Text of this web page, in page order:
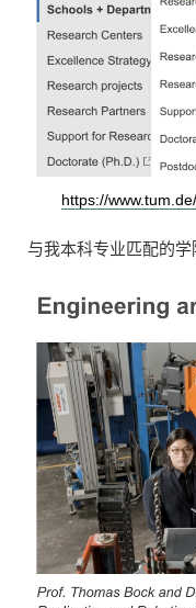
https://
与我本科专业匹配的